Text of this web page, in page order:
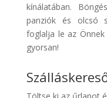
Discover
Cars
Transzfer
Kiwi
Taxi
kínálatában.
panziók és olcsó
foglalja le az
gyorsan!